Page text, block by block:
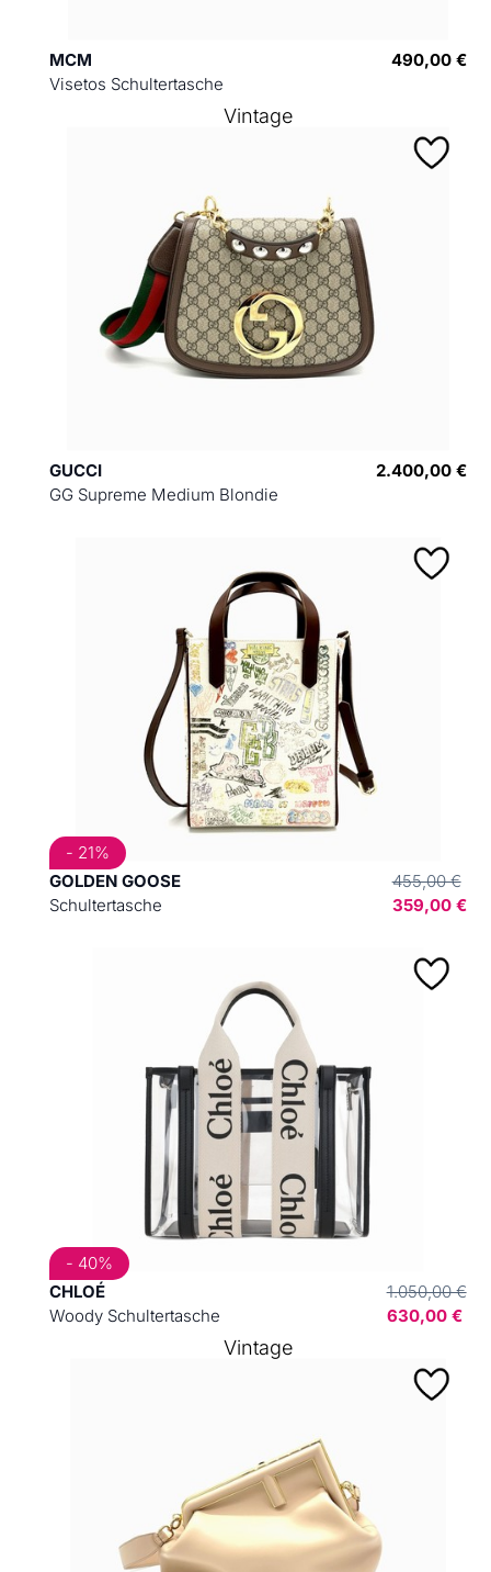
MCM
Visetos Schultertasche
490,00 €
GUCCI
GG Supreme Medium Blondie
2.400,00 €
Vintage
GOLDEN GOOSE
Schultertasche
455,00 €
359,00 €
- 21%
CHLOÉ
Woody Schultertasche
1.050,00 €
630,00 €
- 40%
Vintage